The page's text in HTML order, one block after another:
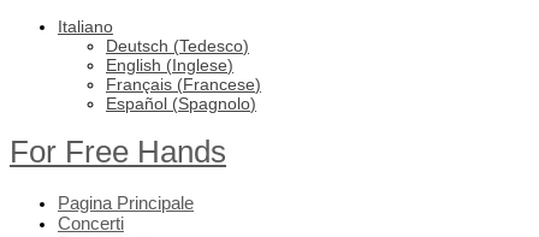
Italiano
Deutsch (Tedesco)
English (Inglese)
Français (Francese)
Español (Spagnolo)
For Free Hands
Pagina Principale
Concerti